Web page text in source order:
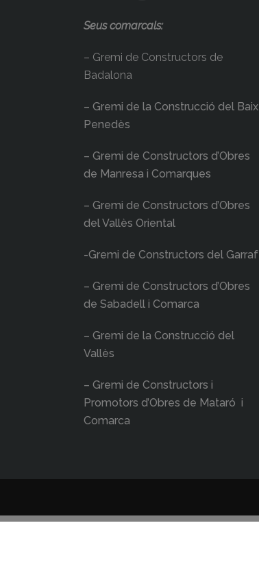
Seus comarcals:
– Gremi de Constructors de
Badalona
– Gremi de la Construcció del Baix
Penedès
– Gremi de Constructors d’Obres
de Manresa i Comarques
– Gremi de Constructors d’Obres
del Vallès Oriental
-Gremi de Constructors del Garraf
– Gremi de Constructors d’Obres
de Sabadell i Comarca
– Gremi de la Construcció del
Vallès
– Gremi de Constructors i
Promotors d’Obres de Mataró i
Comarca